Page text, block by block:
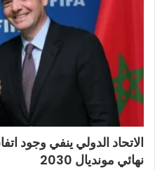
الاتحاد الدولي ينفي وجود
نهائي مونديال 2030